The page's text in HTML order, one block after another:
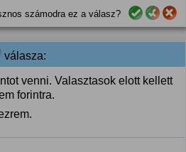
számodra ez a válasz?
válasza:
venni. Valasztasok elott kellett
forintra.